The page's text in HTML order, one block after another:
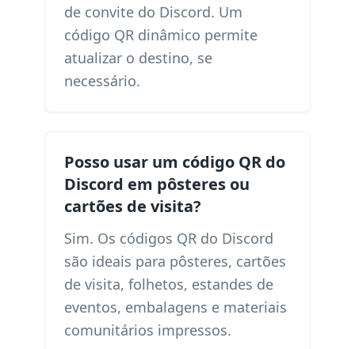
de convite do Discord. Um
código QR dinâmico permite
atualizar o destino, se
necessário.
Posso usar um código QR do
Discord em pôsteres ou
cartões de visita?
Sim. Os códigos QR do Discord
são ideais para pôsteres, cartões
de visita, folhetos, estandes de
eventos, embalagens e materiais
comunitários impressos.